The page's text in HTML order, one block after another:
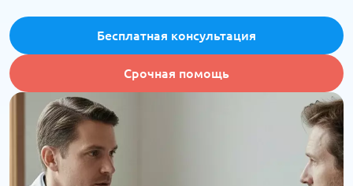
Бесплатная консультация
Срочная помощь